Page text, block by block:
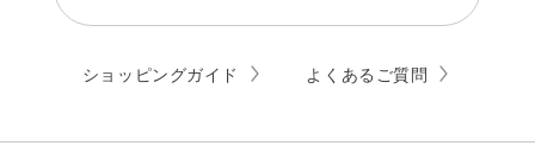
ショッピングガイド よくあるご質問